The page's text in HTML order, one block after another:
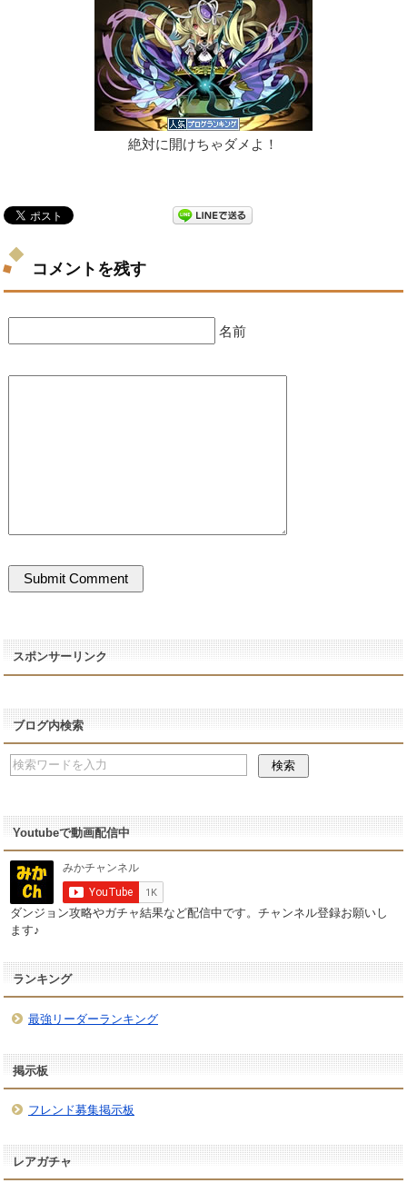
絶対に開けちゃダメよ！
コメントを残す
名前
スポンサーリンク
ブログ内検索
Youtubeで動画配信中
ダンジョン攻略やガチャ結果など配信中です。チャンネル登録お願いし
ます♪
ランキング
最強リーダーランキング
掲示板
フレンド募集掲示板
レアガチャ